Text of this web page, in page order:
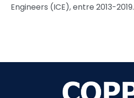
Engineers (ICE), entre 2013-2019.